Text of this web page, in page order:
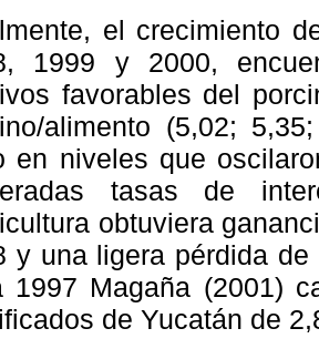
el crecimiento
1999 y 2000,
favorables del
alimento (5,02;
en niveles que
tasas de
obtuviera
y una ligera pérdida
1997 Magaña (2001)
de Yucatán de